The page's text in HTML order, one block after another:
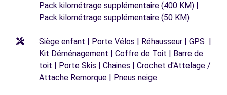
Pack kilométrage supplémentaire (400 KM) |
Pack kilométrage supplémentaire (50 KM)
Siège enfant | Porte Vélos | Réhausseur | GPS |
Kit Déménagement | Coffre de Toit | Barre de
toit | Porte Skis | Chaines | Crochet d'Attelage /
Attache Remorque | Pneus neige